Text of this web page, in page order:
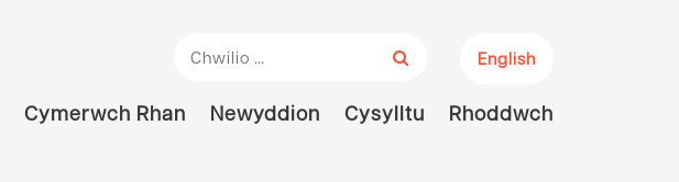
Chwiliwch am: English
Cymerwch Rhan Newyddion Cysylltu Rhoddwch